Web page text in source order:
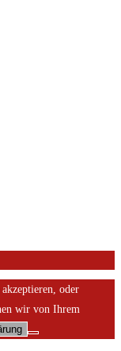
oder
wir von Ihrem